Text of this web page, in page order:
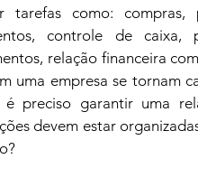
tarefas como: compras,
controle de caixa,
relação financeira
uma empresa se tornam
é preciso garantir uma
devem estar